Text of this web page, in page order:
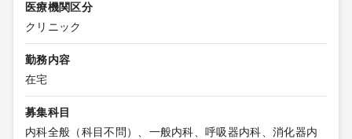
医療機関区分
クリニック
勤務内容
在宅
募集科目
内科全般（科目不問）、一般内科、呼吸器内科、消化器内